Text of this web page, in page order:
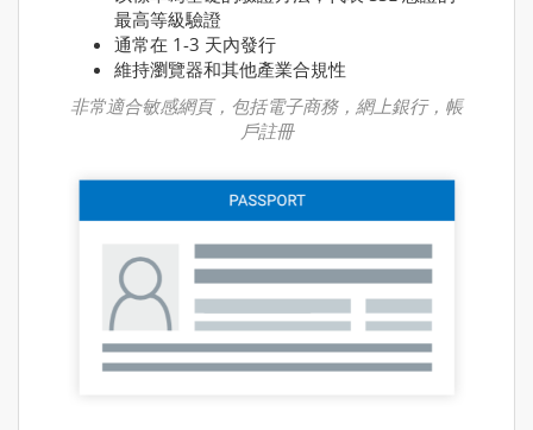
最高等級驗證
通常在 1-3 天內發行
維持瀏覽器和其他產業合規性
非常適合敏感網頁，包括電子商務，網上銀行，帳
戶註冊